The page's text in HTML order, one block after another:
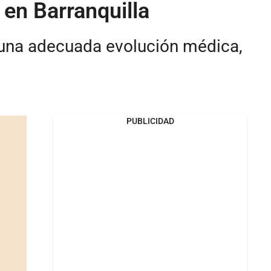
Barranquilla
adecuada evolución médica,
PUBLICIDAD